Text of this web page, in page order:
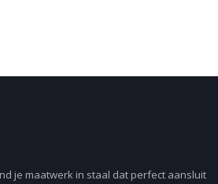
je maatwerk in staal dat perfect aansluit